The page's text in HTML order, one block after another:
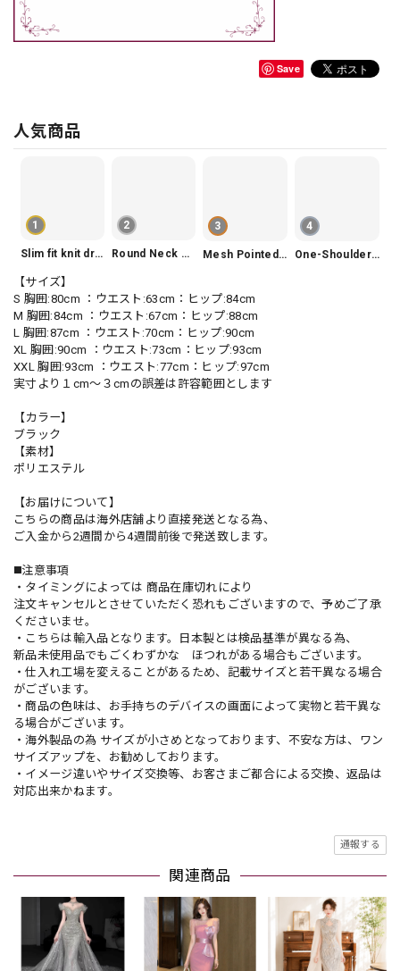
Save
人気商品
1
Slim fit knit dress(3color) V1330
2
Round Neck Tiered Sleeveless Dress V2290
3
Mesh Pointed Toe Pumps V165
4
One-Shoulder Slim-Fit Flattering Mermaid Skirt Dress V2295
【サイズ】
S 胸囲:80cm ：ウエスト:63cm：ヒップ:84cm
M 胸囲:84cm ：ウエスト:67cm：ヒップ:88cm
L 胸囲:87cm ：ウエスト:70cm：ヒップ:90cm
XL 胸囲:90cm ：ウエスト:73cm：ヒップ:93cm
XXL 胸囲:93cm ：ウエスト:77cm：ヒップ:97cm
実寸より１cm〜３cmの誤差は許容範囲とします
【カラー】
ブラック
【素材】
ポリエステル
【お届けについて】
こちらの商品は海外店舗より直接発送となる為、
ご入金から2週間から4週間前後で発送致します。
◼️注意事項
・タイミングによっては 商品在庫切れにより
注文キャンセルとさせていただく恐れもございますので、予めご了承
くださいませ。
・こちらは輸入品となります。日本製とは検品基準が異なる為、
新品未使用品でもごくわずかな ほつれがある場合もございます。
・仕入れ工場を変えることがあるため、記載サイズと若干異なる場合
がございます。
・商品の色味は、お手持ちのデバイスの画面によって実物と若干異な
る場合がございます。
・海外製品の為 サイズが小さめとなっております、不安な方は、ワン
サイズアップを、お勧めしております。
・イメージ違いやサイズ交換等、お客さまご都合による交換、返品は
対応出来かねます。
通報する
関連商品